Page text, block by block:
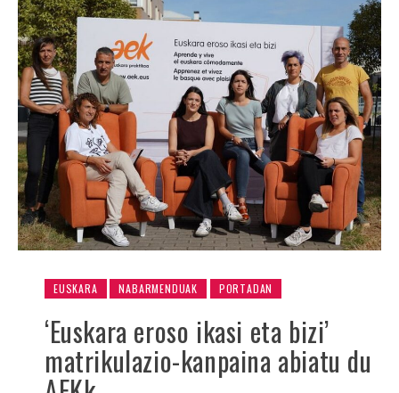
EUSKARA NABARMENDUAK PORTADAN
‘Euskara eroso ikasi eta bizi’
matrikulazio-kanpaina abiatu du